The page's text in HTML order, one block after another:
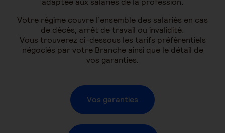
Votre régime couvre l’ensemble des salariés en cas
de décès, arrêt de travail ou invalidité.
Vous trouverez ci-dessous les tarifs préférentiels
négociés par votre Branche ainsi que le détail de
vos garanties.
Vos garanties